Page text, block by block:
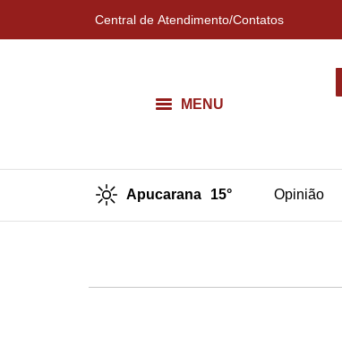
Central de Atendimento/Contatos
MENU
Apucarana 15° Opinião